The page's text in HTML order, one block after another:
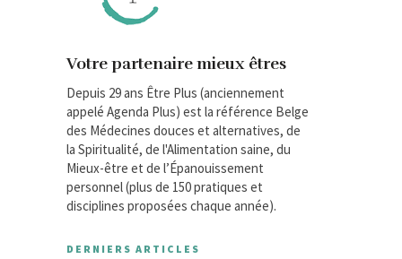
Votre partenaire mieux êtres
Depuis 29 ans Être Plus (anciennement
appelé Agenda Plus) est la référence Belge
des Médecines douces et alternatives, de
la Spiritualité, de l'Alimentation saine, du
Mieux-être et de l’Épanouissement
personnel (plus de 150 pratiques et
disciplines proposées chaque année).
DERNIERS ARTICLES